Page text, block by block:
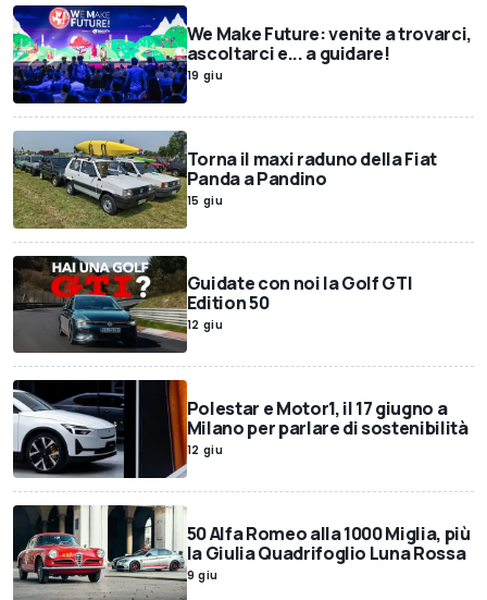
We Make Future: venite a trovarci,
ascoltarci e... a guidare!
19 giu
Torna il maxi raduno della Fiat
Panda a Pandino
15 giu
Guidate con noi la Golf GTI
Edition 50
12 giu
Polestar e Motor1, il 17 giugno a
Milano per parlare di sostenibilità
12 giu
50 Alfa Romeo alla 1000 Miglia, più
la Giulia Quadrifoglio Luna Rossa
9 giu